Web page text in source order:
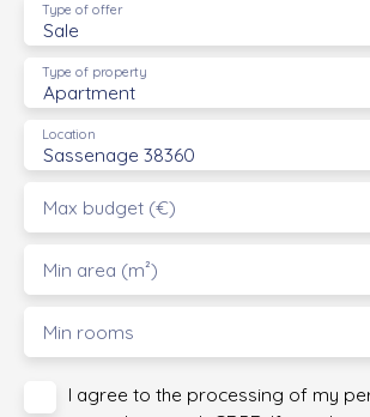
Sale
Type of offer
Apartment
Type of property
Sassenage 38360
Location
Max budget (€)
Min area (m²)
Min rooms
I agree to the processing of my